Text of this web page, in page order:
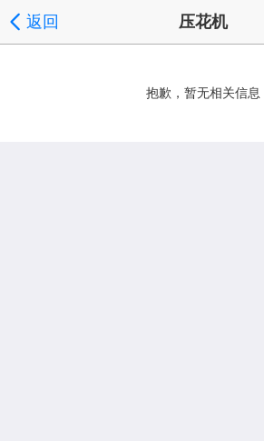
返回 压花机
抱歉，暂无相关信息